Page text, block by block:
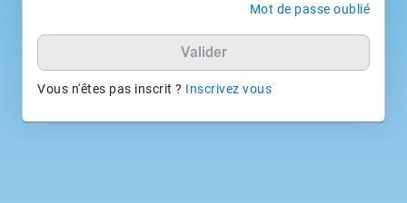
Mot de passe oublié
Valider
Vous n'êtes pas inscrit ? Inscrivez vous